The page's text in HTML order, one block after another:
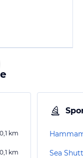
0,1 km
0,1 km Sea